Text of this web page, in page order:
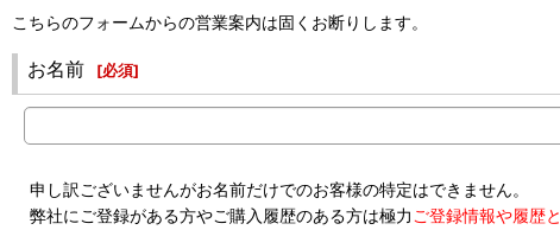
こちらのフォームからの営業案内は固くお断りします。
お名前 [必須]
申し訳ございませんがお名前だけでのお客様の特定はできません。
弊社にご登録がある方やご購入履歴のある方は極力 ご登録情報や履歴と